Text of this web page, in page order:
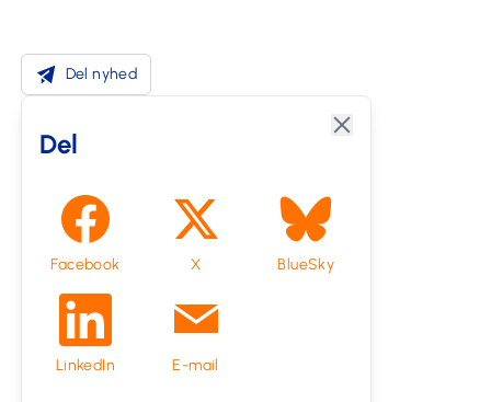
Del nyhed
Del
Facebook X BlueSky
LinkedIn E-mail